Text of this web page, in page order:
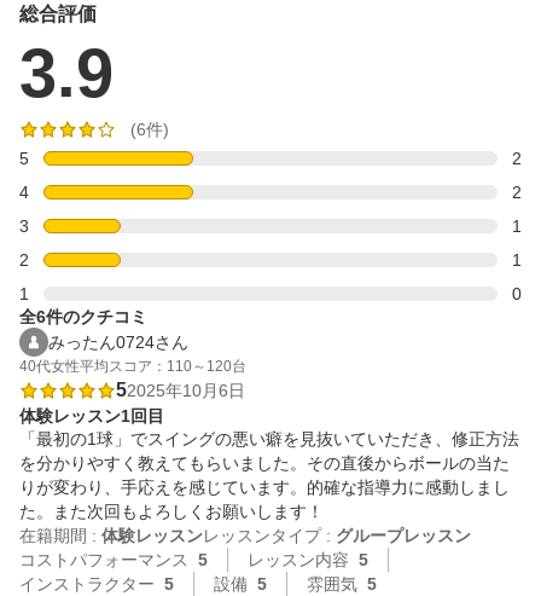
総合評価
3.9
(6件)
5
2
4
2
3
1
2
1
1
0
全6件のクチコミ
みったん0724さん
40代女性平均スコア：110～120台
52025年10月6日
体験レッスン1回目
「最初の1球」でスイングの悪い癖を見抜いていただき、修正方法
を分かりやすく教えてもらいました。その直後からボールの当た
りが変わり、手応えを感じています。的確な指導力に感動しまし
た。また次回もよろしくお願いします！
在籍期間 : 体験レッスンレッスンタイプ : グループレッスン
コストパフォーマンス
5 レッスン内容 5
インストラクター 5 設備 5 雰囲気 5